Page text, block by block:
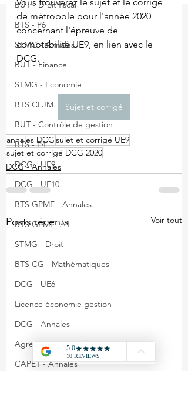
BUT - Droit fiscal
BTS - P6
STMG - Annales
BUT - Finance
STMG - Economie
BTS CEJM
BUT - Contrôle de gestion
BTS - P4
DCG - UE9
DCG - UE10
BTS GPME - Annales
BTS GPME -A1
STMG - Droit
BTS CG - Mathématiques
DCG - UE6
Licence économie gestion
DCG - Annales
Agrégation - Annales
CAPET - Annales
Vous trouverez le sujet et le corrigé
de métropole pour l'année 2020
concernant l'épreuve de
comptabilité UE9, en lien avec le
DCG.
Sujet et corrigé
annales DCGsujet et corrigé UE9
sujet et corrigé DCG 2020
DCG - Annales
Posts récents Voir tout